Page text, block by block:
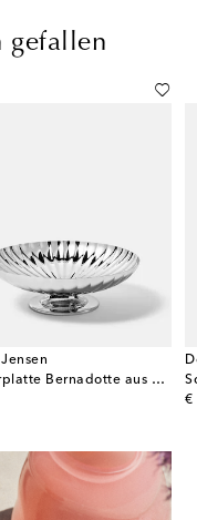
gefallen
Servierplatte Bernadotte aus Edelstahl by Sigvard Bernadotte
price
€